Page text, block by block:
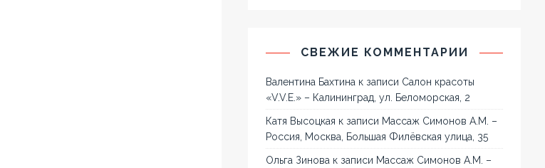
СВЕЖИЕ КОММЕНТАРИИ
Валентина Бахтина к записи Салон красоты
«V.V.E.» – Калининград, ул. Беломорская, 2
Катя Высоцкая к записи Массаж Симонов А.М. –
Россия, Москва, Большая Филёвская улица, 35
Ольга Зинова к записи Массаж Симонов А.М. –